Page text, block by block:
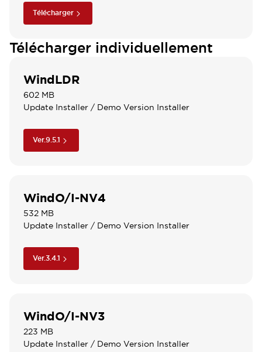
Télécharger
Télécharger individuellement
WindLDR
602 MB
Update Installer / Demo Version Installer
Ver.9.5.1
WindO/I-NV4
532 MB
Update Installer / Demo Version Installer
Ver.3.4.1
WindO/I-NV3
223 MB
Update Installer / Demo Version Installer